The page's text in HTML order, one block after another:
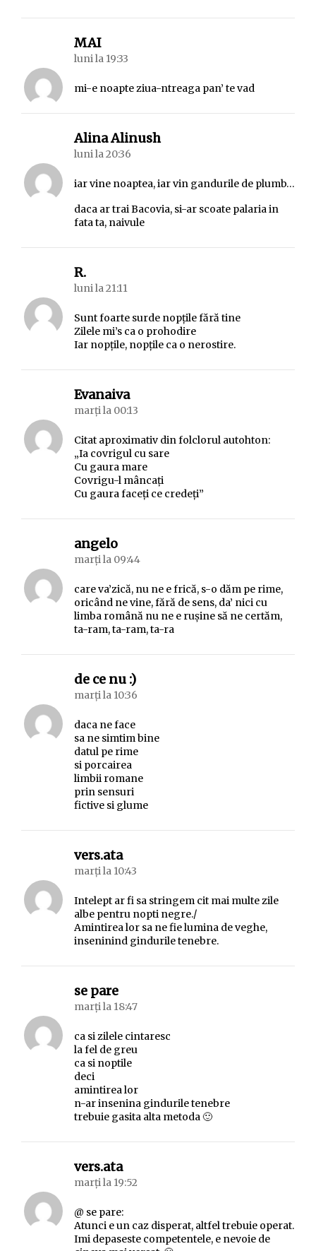
MAIspune:
luni la 19:33
mi-e noapte ziua-ntreaga pan’ te vad
Alina Alinushspune:
luni la 20:36
iar vine noaptea, iar vin gandurile de plumb…
daca ar trai Bacovia, si-ar scoate palaria in
fata ta, naivule
R.spune:
luni la 21:11
Sunt foarte surde nopțile fără tine
Zilele mi’s ca o prohodire
Iar nopțile, nopțile ca o nerostire.
Evanaivaspune:
marți la 00:13
Citat aproximativ din folclorul autohton:
„Ia covrigul cu sare
Cu gaura mare
Covrigu-l mâncați
Cu gaura faceți ce credeți”
angelospune:
marți la 09:44
care va’zică, nu ne e frică, s-o dăm pe rime,
oricând ne vine, fără de sens, da’ nici cu
limba română nu ne e ruşine să ne certăm,
ta-ram, ta-ram, ta-ra
de ce nu :)spune:
marți la 10:36
daca ne face
sa ne simtim bine
datul pe rime
si porcairea
limbii romane
prin sensuri
fictive si glume
vers.ataspune:
marți la 10:43
Intelept ar fi sa stringem cit mai multe zile
albe pentru nopti negre./
Amintirea lor sa ne fie lumina de veghe,
inseninind gindurile tenebre.
se parespune:
marți la 18:47
ca si zilele cintaresc
la fel de greu
ca si noptile
deci
amintirea lor
n-ar insenina gindurile tenebre
trebuie gasita alta metoda 🙂
vers.ataspune:
marți la 19:52
@ se pare:
Atunci e un caz disperat, altfel trebuie operat.
Imi depaseste competentele, e nevoie de